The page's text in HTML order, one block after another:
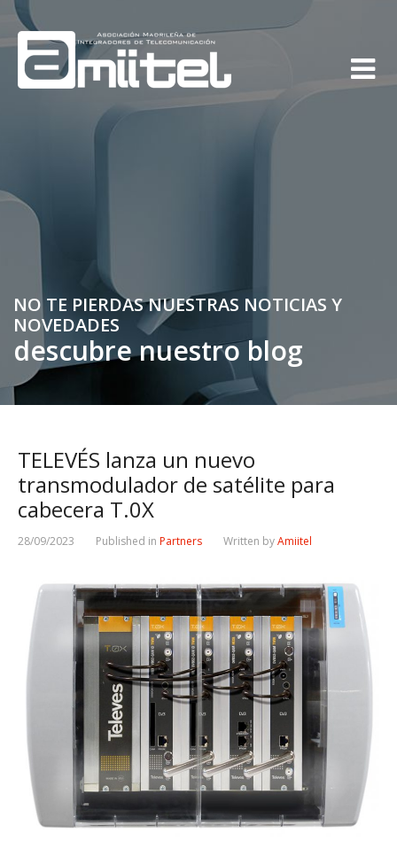
NO TE PIERDAS NUESTRAS NOTICIAS Y
NOVEDADES
descubre nuestro blog
TELEVÉS lanza un nuevo
transmodulador de satélite para
cabecera T.0X
28/09/2023 Published in Partners Written byAmiitel